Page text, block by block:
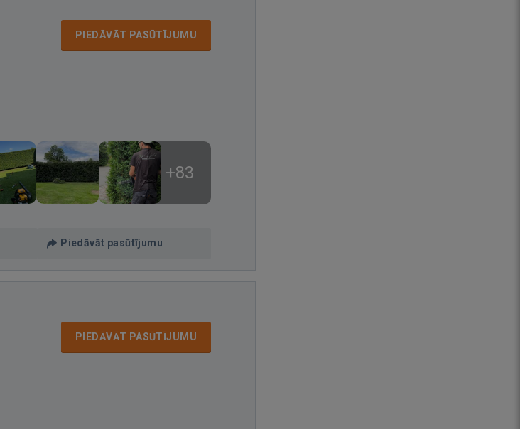
PIEDĀVĀT PASŪTĪJUMU
+83
Piedāvāt pasūtījumu
PIEDĀVĀT PASŪTĪJUMU